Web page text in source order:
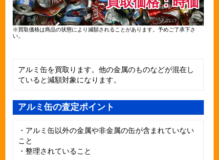
※買取価格は商品の状態により減額されることがあります。予めご了承下さ
い。
アルミ缶を買取ります。他の金属のものなどが混在し
ていると減額対象になります。
アルミ缶の査定ポイント
・アルミ缶以外の金属や非金属の缶が含まれていない
こと
・整理されていること